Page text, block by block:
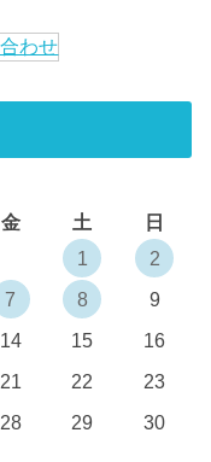
金 土
日
1
2
7 8
9
14 15
16
21 22
23
28 29
30